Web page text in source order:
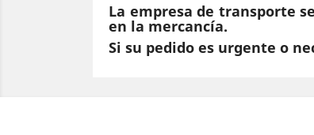
La empresa de transporte
en la mercancía.
Si su pedido es urgente o